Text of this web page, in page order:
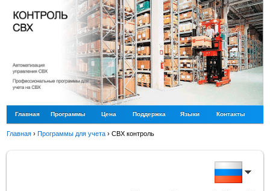
Главная Программы Цена Поддержка Языки Контакты
Главная ›Программы для учета ›СВХ контроль